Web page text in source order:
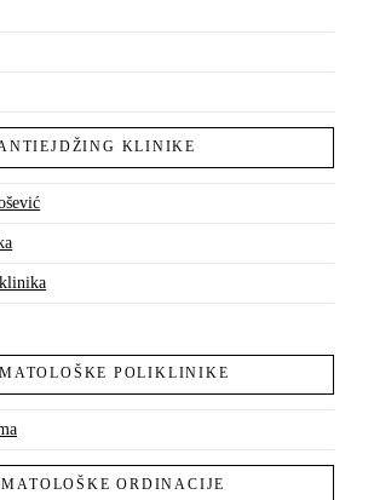
KLINIKE
POLIKLINIKE
ORDINACIJE